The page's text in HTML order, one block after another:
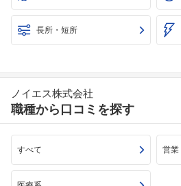
長所・短所
ノイエス株式会社
職種から口コミを探す
すべて 営業